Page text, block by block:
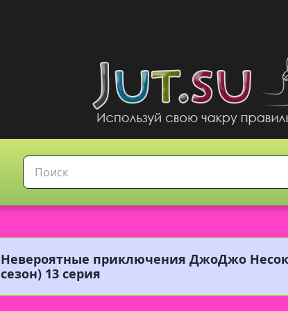
Невероятные приключения ДжоДжо
сезон) 13 серия